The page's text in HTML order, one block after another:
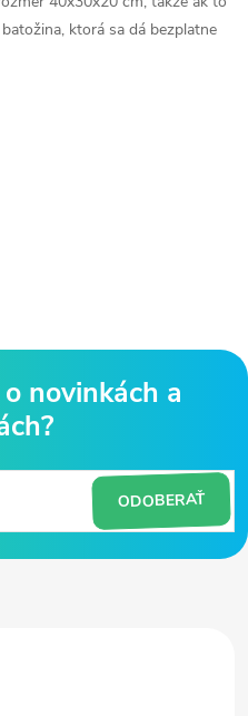
ktorá sa dá bezplatne
ODOBERAŤ